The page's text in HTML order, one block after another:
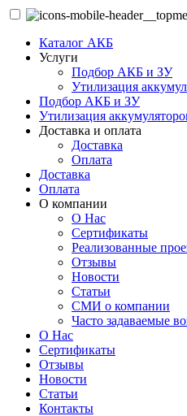
Каталог АКБ
Услуги
Подбор АКБ и ЗУ
Утилизация
Подбор АКБ и ЗУ
Утилизация
Доставка и оплата
Доставка
Оплата
Доставка
Оплата
О компании
О Нас
Сертификаты
Реализованные
Отзывы
Новости
Статьи
СМИ о компании
Часто задаваемые
О Нас
Сертификаты
Отзывы
Новости
Статьи
Контакты